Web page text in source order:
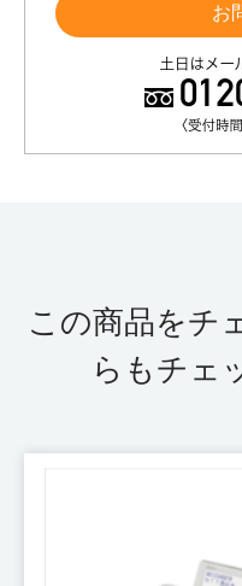
お
この商品をチ
らもチェ